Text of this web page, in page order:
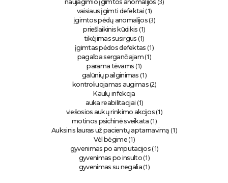
naujagimio įgimtos anomalijos (3)
vaisiaus įgimti defektai (1)
įgimtos pėdų anomalijos(3)
priešlaikinis kūdikis (1)
tikėjimas susirgus (1)
įgimtas pėdos defektas (1)
pagalba sergančiajam(1)
parama tėvams (1)
galūnių pailginimas (1)
kontroliuojamas augimas(2)
Kaulų infekcija
auka reabilitacijai (1)
viešosios aukų rinkimo akcijos(1)
motinos psichinė sveikata (1)
Auksinis lauras už pacientų aptarnavimą (1)
Vėl bėgime(1)
gyvenimas po amputacijos (1)
gyvenimas po insulto(1)
gyvenimas su negalia(1)